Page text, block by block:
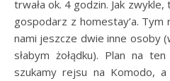
trwała ok. 4 godzin. Jak
gospodarz z homestay’a. Tym
nami jeszcze dwie inne osoby
słabym żołądku). Plan na
szukamy rejsu na Komodo,